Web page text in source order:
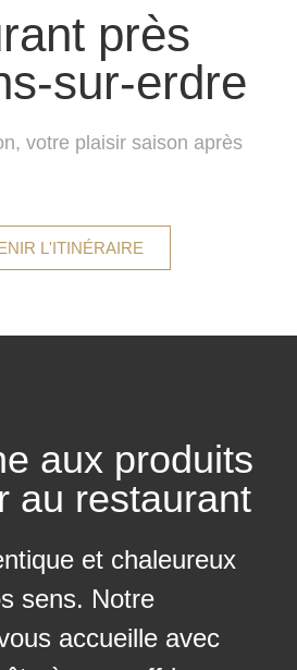
près
sur-erdre
votre plaisir saison après
L'ITINÉRAIRE
aux produits
au restaurant
et chaleureux
sens. Notre
accueille avec